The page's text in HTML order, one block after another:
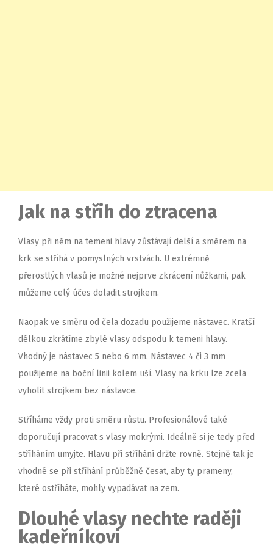
Jak na střih do ztracena
Vlasy při něm na temeni hlavy zůstávají delší a směrem na
krk se stříhá v pomyslných vrstvách. U extrémně
přerostlých vlasů je možné nejprve zkrácení nůžkami, pak
můžeme celý účes doladit strojkem.
Naopak ve směru od čela dozadu použijeme nástavec. Kratší
délkou zkrátíme zbylé vlasy odspodu k temeni hlavy.
Vhodný je nástavec 5 nebo 6 mm. Nástavec 4 či 3 mm
použijeme na boční linii kolem uší. Vlasy na krku lze zcela
vyholit strojkem bez nástavce.
Stříháme vždy proti směru růstu. Profesionálové také
doporučují pracovat s vlasy mokrými. Ideálně si je tedy před
stříháním umyjte. Hlavu při stříhání držte rovně. Stejně tak je
vhodné se při stříhání průběžně česat, aby ty prameny,
které ostříháte, mohly vypadávat na zem.
Dlouhé vlasy nechte raději
kadeřníkovi